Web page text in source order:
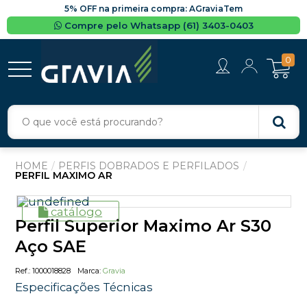
5% OFF na primeira compra: AGraviaTem
Compre pelo Whatsapp (61) 3403-0403
0
PERFIS DOBRADOS E PERFILADOS
PERFIL MAXIMO AR
catálogo
Perfil Superior Maximo Ar S30
Aço SAE
1000018828 Gravia
Especificações Técnicas